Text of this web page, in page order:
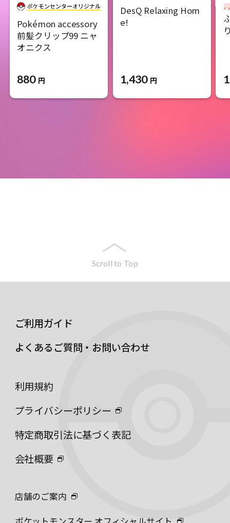
Pokémon accessory
前髪クリップ99 ニャ
オニクス
880 円
DesQ Relaxing Hom
e!
1,430 円
Scroll to Top
ご利用ガイド
よくあるご質問・お問い合わせ
利用規約
プライバシーポリシー
特定商取引法に基づく表記
会社概要
店舗のご案内